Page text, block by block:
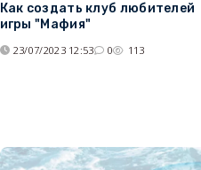
Как создать клуб любителей
игры "Мафия"
23/07/2023 12:53 0 113